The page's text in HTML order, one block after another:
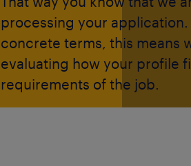
processing your application.
concrete terms, this means
evaluating how your profile
requirements of the job.